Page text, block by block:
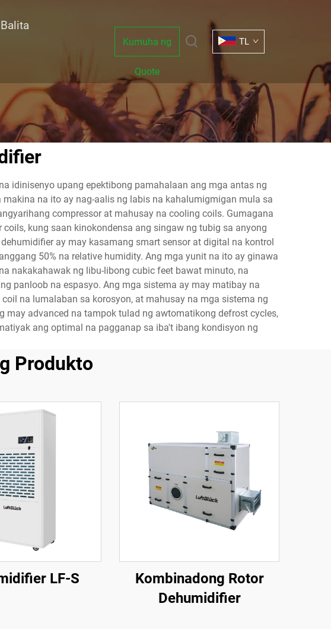
Balita
Kumuha ng
Quote
TL
idinisenyo upang epektibong pamahalaan ang mga antas ng
na ito ay nag-aalis ng labis na kahalumigmigan mula sa
compressor at mahusay na cooling coils. Gumagana
kung saan kinokondensa ang singaw ng tubig sa anyong
ay may kasamang smart sensor at digital na kontrol
50% na relative humidity. Ang mga yunit na ito ay ginawa
nakakahawak ng libu-libong cubic feet bawat minuto, na
panloob na espasyo. Ang mga sistema ay may matibay na
na lumalaban sa korosyon, at mahusay na mga sistema ng
advanced na tampok tulad ng awtomatikong defrost cycles,
ang optimal na pagganap sa iba't ibang kondisyon ng
Produkto
LF-S
Kombinadong Rotor
Dehumidifier